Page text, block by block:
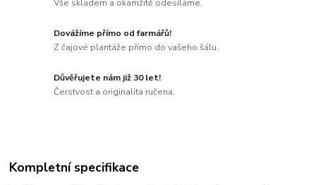
Vše skladem a okamžitě odesíláme.
Dovážíme přímo od farmářů!
Z čajové plantáže přímo do vašeho šálu.
Důvěřujete nám již 30 let!
Čerstvost a originalita ručena.
Kompletní specifikace